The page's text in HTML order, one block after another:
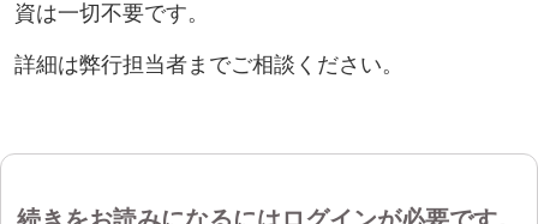
資は一切不要です。
詳細は弊行担当者までご相談ください。